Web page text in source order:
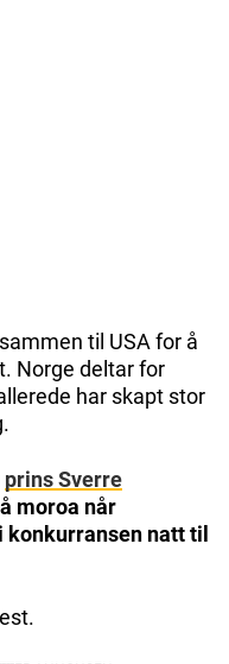
til USA for å
Norge deltar for
har skapt stor
prins Sverre
moroa når
natt til